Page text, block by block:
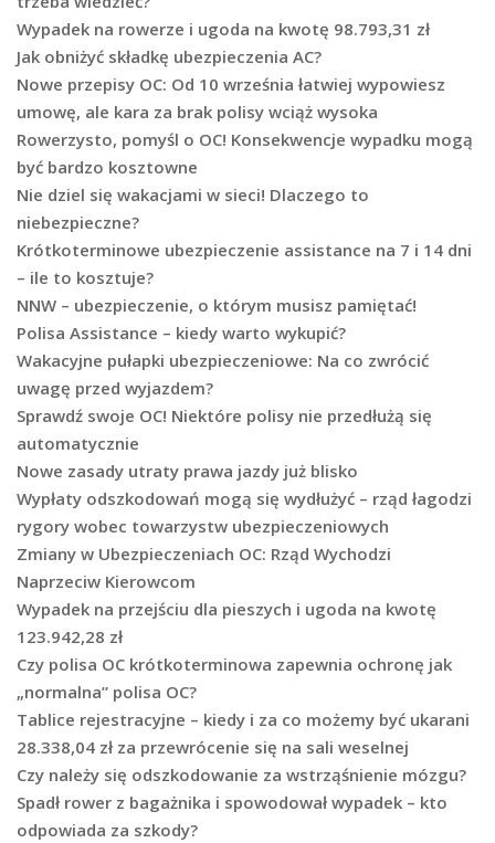
Wypadek na rowerze i ugoda na kwotę 98.793,31 zł
Jak obniżyć składkę ubezpieczenia AC?
Nowe przepisy OC: Od 10 września łatwiej wypowiesz
umowę, ale kara za brak polisy wciąż wysoka
Rowerzysto, pomyśl o OC! Konsekwencje wypadku mogą
być bardzo kosztowne
Nie dziel się wakacjami w sieci! Dlaczego to
niebezpieczne?
Krótkoterminowe ubezpieczenie assistance na 7 i 14 dni
– ile to kosztuje?
NNW – ubezpieczenie, o którym musisz pamiętać!
Polisa Assistance – kiedy warto wykupić?
Wakacyjne pułapki ubezpieczeniowe: Na co zwrócić
uwagę przed wyjazdem?
Sprawdź swoje OC! Niektóre polisy nie przedłużą się
automatycznie
Nowe zasady utraty prawa jazdy już blisko
Wypłaty odszkodowań mogą się wydłużyć – rząd łagodzi
rygory wobec towarzystw ubezpieczeniowych
Zmiany w Ubezpieczeniach OC: Rząd Wychodzi
Naprzeciw Kierowcom
Wypadek na przejściu dla pieszych i ugoda na kwotę
123.942,28 zł
Czy polisa OC krótkoterminowa zapewnia ochronę jak
„normalna” polisa OC?
Tablice rejestracyjne – kiedy i za co możemy być ukarani
28.338,04 zł za przewrócenie się na sali weselnej
Czy należy się odszkodowanie za wstrząśnienie mózgu?
Spadł rower z bagażnika i spowodował wypadek – kto
odpowiada za szkody?